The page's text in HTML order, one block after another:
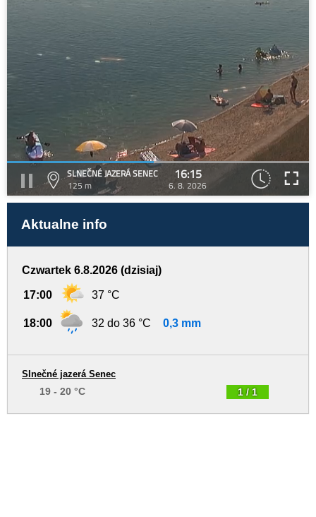
SLNEČNÉ JAZERÁ SENEC
125 m
16:15
6. 8. 2026
Aktualne info
Czwartek 6.8.2026 (dzisiaj)
17:00 37 °C
18:00 32 do 36 °C 0,3 mm
1 / 1
Slnečné jazerá Senec
19 - 20 °C